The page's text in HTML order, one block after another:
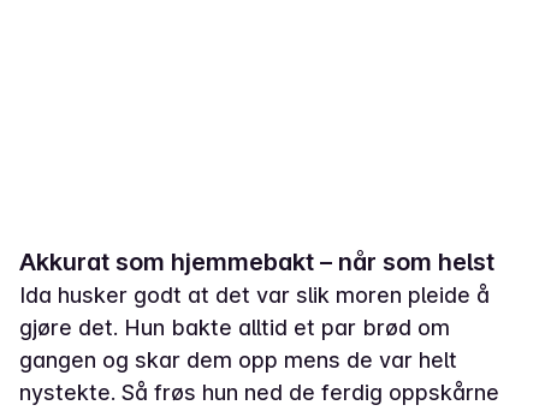
Akkurat som hjemmebakt – når som helst
Ida husker godt at det var slik moren pleide å
gjøre det. Hun bakte alltid et par brød om
gangen og skar dem opp mens de var helt
nystekte. Så frøs hun ned de ferdig oppskårne